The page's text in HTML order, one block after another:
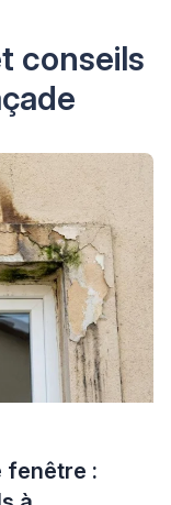
conseils
fenêtre :